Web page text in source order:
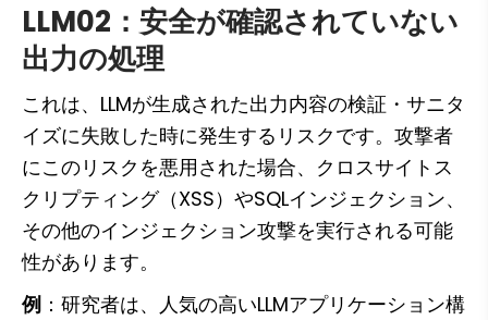
LLM02：安全が確認されていない
出力の処理
これは、LLMが生成された出力内容の検証・サニタ
イズに失敗した時に発生するリスクです。攻撃者
にこのリスクを悪用された場合、クロスサイトス
クリプティング（XSS）やSQLインジェクション、
その他のインジェクション攻撃を実行される可能
性があります。
例 ：研究者は、人気の高いLLMアプリケーション構